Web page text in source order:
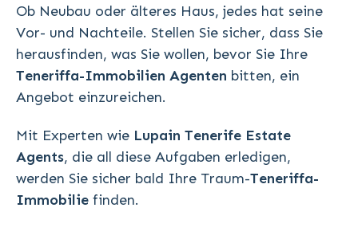
Ob Neubau oder älteres Haus, jedes hat seine
Vor- und Nachteile. Stellen Sie sicher, dass Sie
herausfinden, was Sie wollen, bevor Sie Ihre
Teneriffa-Immobilien Agenten bitten, ein
Angebot einzureichen.
Mit Experten wie Lupain Tenerife Estate
Agents, die all diese Aufgaben erledigen,
werden Sie sicher bald Ihre Traum-Teneriffa-
Immobilie finden.